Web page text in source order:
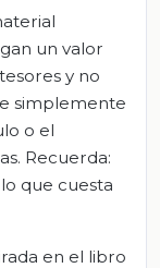
un valor
y no
simplemente
o el
Recuerda:
que cuesta
en el libro